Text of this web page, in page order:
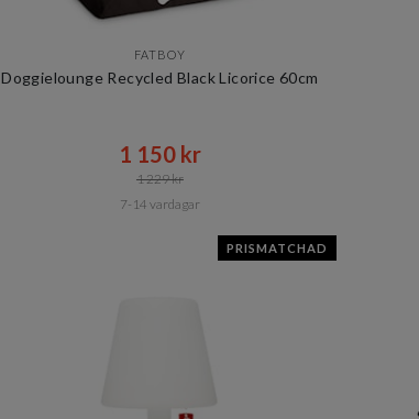
FATBOY
Doggielounge Recycled Black Licorice 60cm
1 150 kr​​
1 229 kr​​
7-14 vardagar
PRISMATCHAD